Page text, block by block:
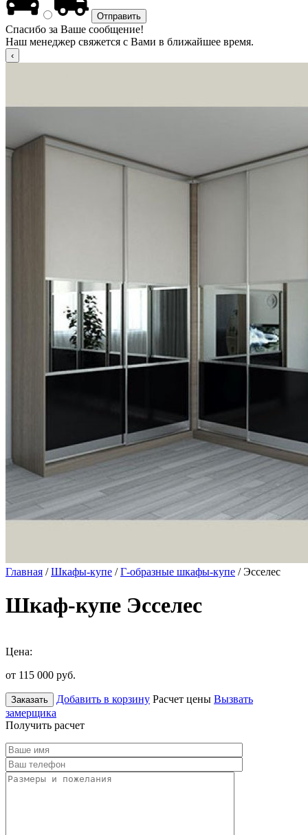
Спасибо за Ваше сообщение!
Наш менеджер свяжется с Вами в ближайшее время.
Главная /Шкафы-купе /Г-образные шкафы-купе / Эсселес
Шкаф-купе Эсселес
Цена:
от 115 000 руб.
Заказать Добавить в корзину Расчет цены Вызвать
замерщика
Получить расчет